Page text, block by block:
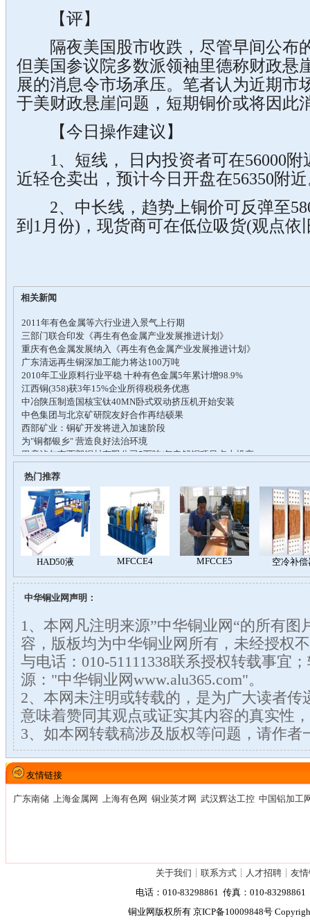
【评】
隔夜美国股市收跌，尽管早间公布
但美国参议院多数派领袖里德称财政悬
展的消息令市场承压。笔者认为近期市
于美财政悬崖问题，短期铜价或将因此
【今日操作建议】
1、短线， 日内投资者可在56000附
近轻仓卖出，预计今日开盘在56350附
2、中长线，趋势上铜价可反弹至
到1月份)，现货商可在低位吸货(观点依
相关新闻
热门推荐
中华铜业网声明：
1、本网凡注明来源”中华铜业网“的所有图
容，版板均为中华铜业网所有，未经授权
与电话：010-51111338联系授权转载事宜
源："中华铜业网www.alu365.com"。
2、本网未注明或转载的，是为广大读者传
意味着赞同其观点或证实其内容的真实性
3、如本网转载稿涉及版权等问题，请作者